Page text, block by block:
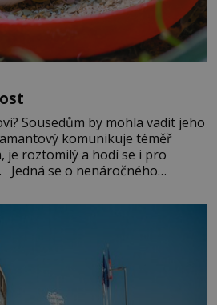
Sousedům by mohla vadit jeho
komunikuje téměř
je roztomilý a hodí se i pro
Jedná se o nenáročného
sbírá zbytky semínek Jeho
Austrálie s výjimkou